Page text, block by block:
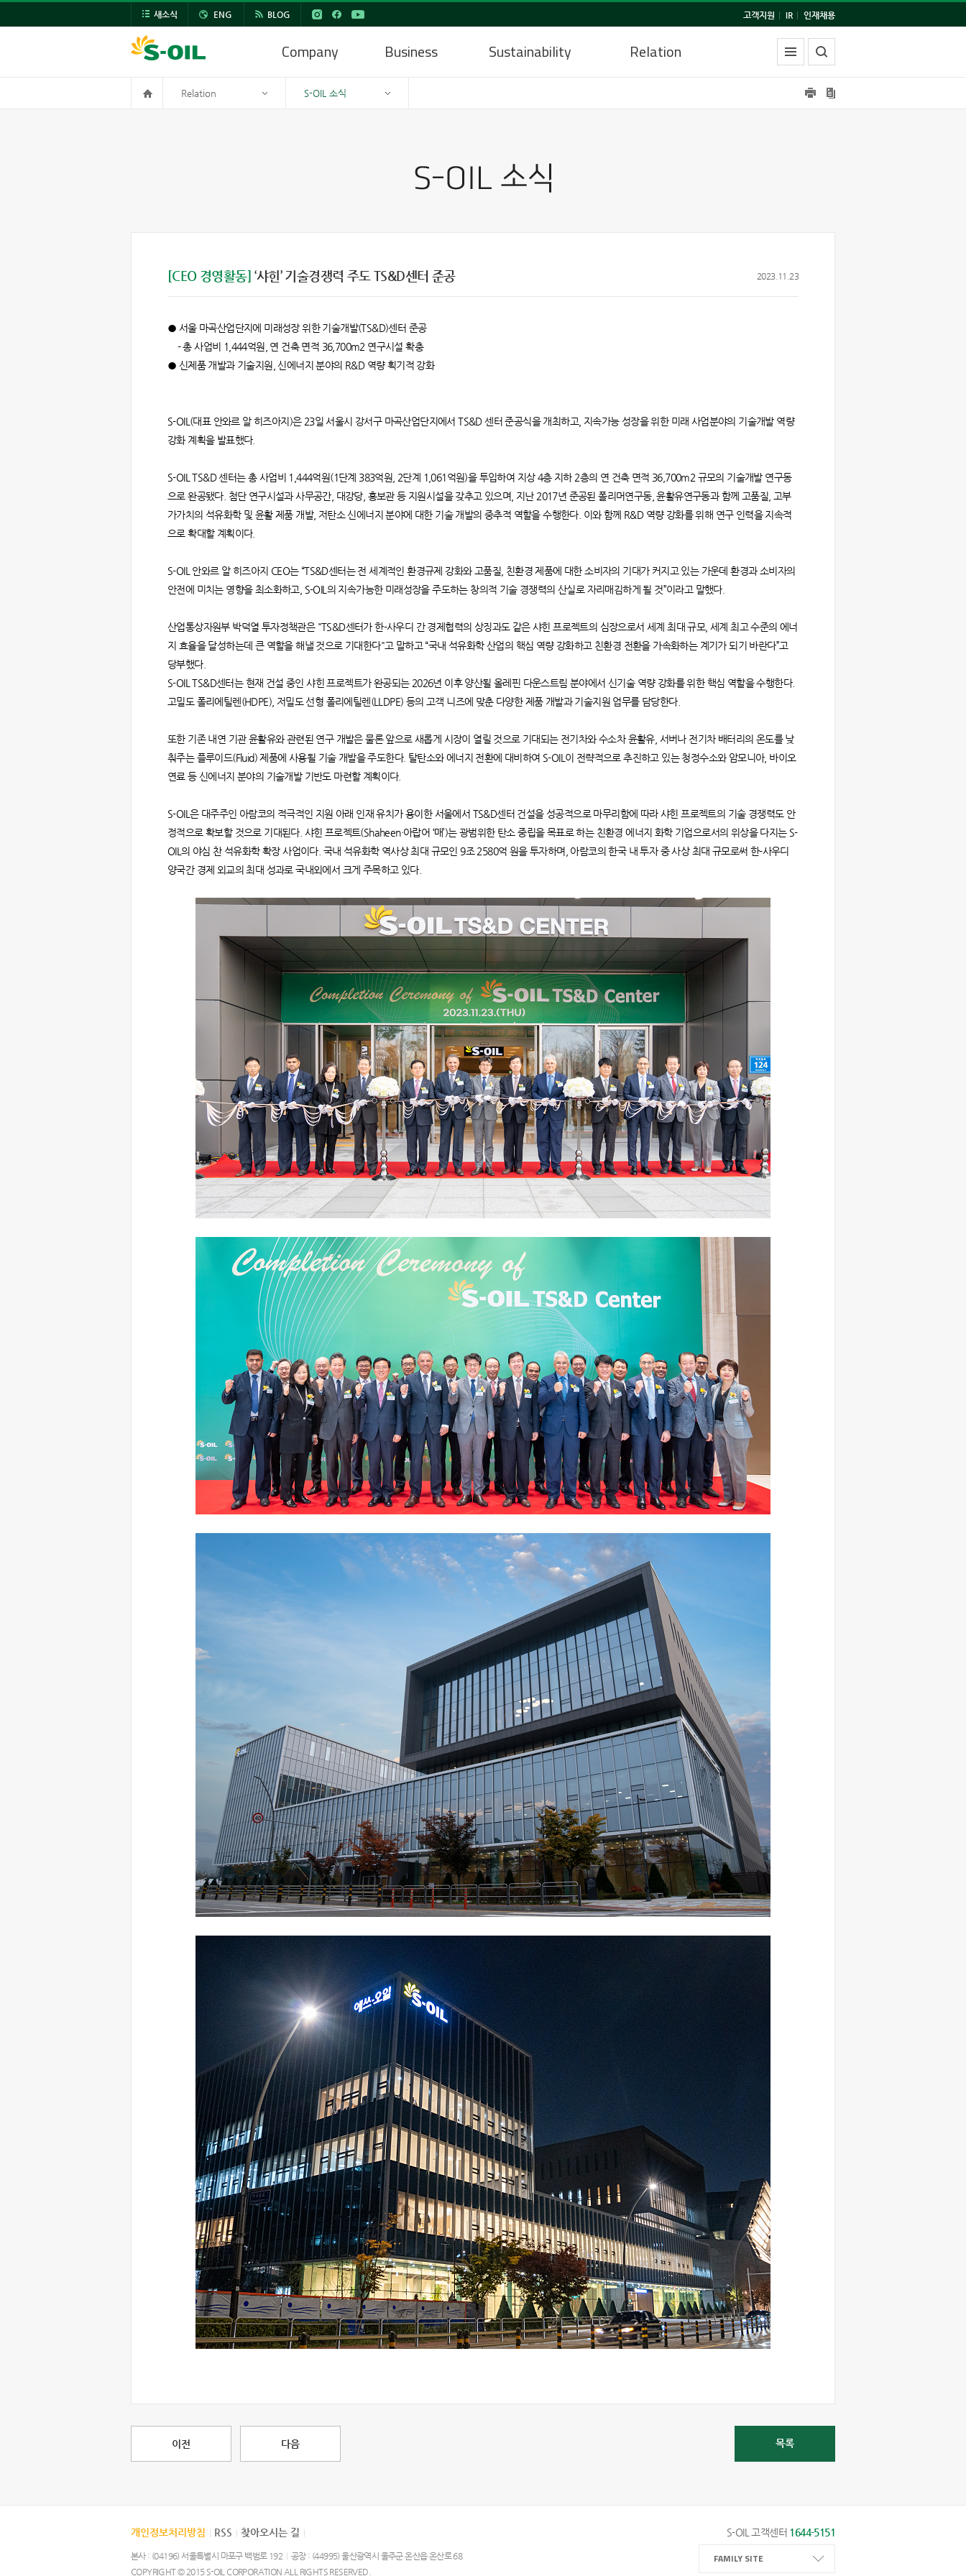
새소식 ENG BLOG 고객지원 IR 인재채용
Company Business Sustainability Relation
Relation S-OIL 소식
[CEO 경영활동] ‘샤힌’ 기술경쟁력 주도 TS&D센터 준공 2023.11.23
● 서울 마곡산업단지에 미래성장 위한 기술개발(TS&D)센터 준공
- 총 사업비 1,444억원, 연 건축 면적 36,700m2 연구시설 확충
● 신제품 개발과 기술지원, 신에너지 분야의 R&D 역량 획기적 강화
S-OIL(대표 안와르 알 히즈아지)은 23일 서울시 강서구 마곡산업단지에서 TS&D 센터 준공식을 개최하고, 지속가능 성장을 위한 미래 사업분야의 기술개발 역량
강화 계획을 발표했다.
S-OIL TS&D 센터는 총 사업비 1,444억원(1단계 383억원, 2단계 1,061억원)을 투입하여 지상 4층 지하 2층의 연 건축 면적 36,700m2 규모의 기술개발 연구동
으로 완공됐다. 첨단 연구시설과 사무공간, 대강당, 홍보관 등 지원시설을 갖추고 있으며, 지난 2017년 준공된 폴리머연구동, 윤활유연구동과 함께 고품질, 고부
가가치의 석유화학 및 윤활 제품 개발, 저탄소 신에너지 분야에 대한 기술 개발의 중추적 역할을 수행한다. 이와 함께 R&D 역량 강화를 위해 연구 인력을 지속적
으로 확대할 계획이다.
S-OIL 안와르 알 히즈아지 CEO는 “TS&D센터는 전 세계적인 환경규제 강화와 고품질, 친환경 제품에 대한 소비자의 기대가 커지고 있는 가운데 환경과 소비자의
안전에 미치는 영향을 최소화하고, S-OIL의 지속가능한 미래성장을 주도하는 창의적 기술 경쟁력의 산실로 자리매김하게 될 것”이라고 말했다.
산업통상자원부 박덕열 투자정책관은 "TS&D센터가 한-사우디 간 경제협력의 상징과도 같은 샤힌 프로젝트의 심장으로서 세계 최대 규모, 세계 최고 수준의 에너
지 효율을 달성하는데 큰 역할을 해낼 것으로 기대한다"고 말하고 “국내 석유화학 산업의 핵심 역량 강화하고 친환경 전환을 가속화하는 계기가 되기 바란다”고
당부했다.
S-OIL TS&D센터는 현재 건설 중인 샤힌 프로젝트가 완공되는 2026년 이후 양산될 올레핀 다운스트림 분야에서 신기술 역량 강화를 위한 핵심 역할을 수행한다.
고밀도 폴리에틸렌(HDPE), 저밀도 선형 폴리에틸렌(LLDPE) 등의 고객 니즈에 맞춘 다양한 제품 개발과 기술지원 업무를 담당한다.
또한 기존 내연 기관 윤활유와 관련된 연구 개발은 물론 앞으로 새롭게 시장이 열릴 것으로 기대되는 전기차와 수소차 윤활유, 서버나 전기차 배터리의 온도를 낮
춰주는 플루이드(Fluid) 제품에 사용될 기술 개발을 주도한다. 탈탄소와 에너지 전환에 대비하여 S-OIL이 전략적으로 추진하고 있는 청정수소와 암모니아, 바이오
연료 등 신에너지 분야의 기술개발 기반도 마련할 계획이다.
S-OIL은 대주주인 아람코의 적극적인 지원 아래 인재 유치가 용이한 서울에서 TS&D센터 건설을 성공적으로 마무리함에 따라 샤힌 프로젝트의 기술 경쟁력도 안
정적으로 확보할 것으로 기대된다. 샤힌 프로젝트(Shaheen·아랍어 ‘매’)는 광범위한 탄소 중립을 목표로 하는 친환경 에너지 화학 기업으로서의 위상을 다지는 S-
OIL의 야심 찬 석유화학 확장 사업이다. 국내 석유화학 역사상 최대 규모인 9조 2580억 원을 투자하며, 아람코의 한국 내 투자 중 사상 최대 규모로써 한-사우디
양국간 경제 외교의 최대 성과로 국내외에서 크게 주목하고 있다.
이전 다음 목록
개인정보처리방침 RSS 찾아오시는 길
본사 : (04196) 서울특별시 마포구 백범로 192
공장 : (44995) 울산광역시 울주군 온산읍 온산로 68
COPYRIGHT © 2015 S-OIL CORPORATION ALL RIGHTS RESERVED.
S-OIL 고객센터 1644-5151
FAMILY SITE